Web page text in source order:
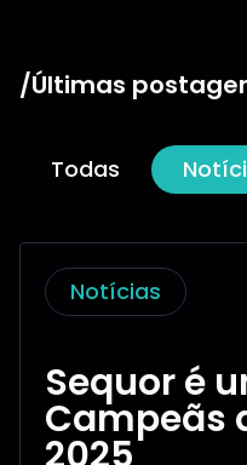
/Últimas
Todas
Notícias
Sequor é
Campeãs